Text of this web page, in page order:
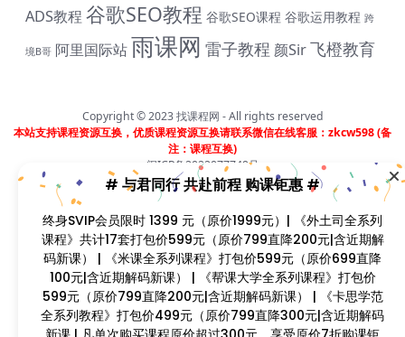
ADS教程谷歌SEO教程 谷歌SEO课程 谷歌运用教程 跨
境B哥 阿里国际站雨课网 雷子教程 颜Sir飞橙教育
Copyright © 2023找课程网 - All rights reserved
本站支持课程资源互换，优质课程资源互换请联系微信在线客服：zkcw598 (备
注：课程互换)
闽ICP备2022077749号
# 与君同行 共赴前程 购课钜惠 #
终身SVIP会员限时 1399 元（原价1999元）| 《外土司全系列
课程》共计17套打包价599元（原价799直降200元|含近期解
码新课） | 《米课全系列课程》打包价599元（原价699直降
100元|含近期解码新课） | 《帮课大学全系列课程》打包价
599元（原价799直降200元|含近期解码新课） | 《卡思学范
全系列教程》打包价499元（原价799直降300元|含近期解
码新课 | 凡单次购买课程原价超过300元，享受原价7折购课